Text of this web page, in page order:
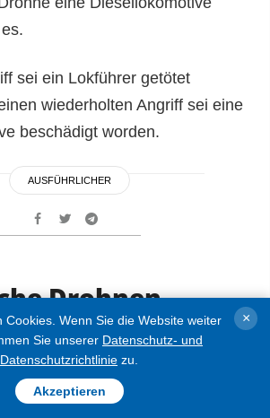
sei ein Lokführer getötet
wiederholten Angriff sei eine
beschädigt worden.
AUSFÜHRLICHER
Drohnen
Tanker
Schattenflotte,
Taganrog und
Cookies. Wenn Sie die Website weiter
Sie unserer Datenschutz- und
Datenschutzrichtlinie zu.
Akzeptieren
×